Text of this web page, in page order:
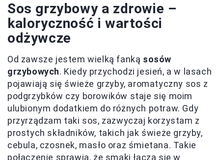
Sos grzybowy a zdrowie –
kaloryczność i wartości
odżywcze
Od zawsze jestem wielką fanką sosów
grzybowych. Kiedy przychodzi jesień, a w lasach
pojawiają się świeże grzyby, aromatyczny sos z
podgrzybków czy borowików staje się moim
ulubionym dodatkiem do różnych potraw. Gdy
przyrządzam taki sos, zazwyczaj korzystam z
prostych składników, takich jak świeże grzyby,
cebula, czosnek, masło oraz śmietana. Takie
połączenie sprawia, że smakiłączą się w